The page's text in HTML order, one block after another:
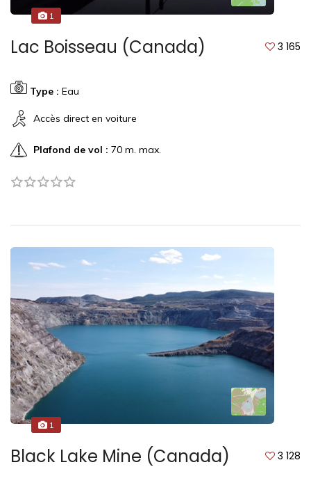
1
Lac Boisseau (Canada) 3 165
Type : Eau
Accès direct en voiture
Plafond de vol : 70 m. max.
1
Black Lake Mine (Canada) 3 128